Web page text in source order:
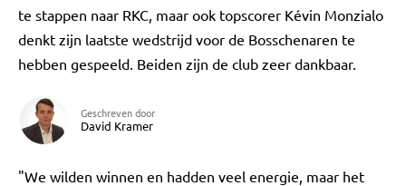
te stappen naar RKC, maar ook topscorer Kévin Monzialo
denkt zijn laatste wedstrijd voor de Bosschenaren te
hebben gespeeld. Beiden zijn de club zeer dankbaar.
Geschreven door
David Kramer
"We wilden winnen en hadden veel energie, maar het